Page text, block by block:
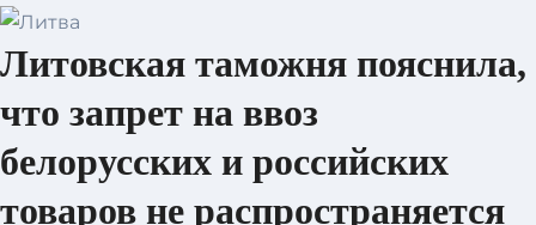
Литовская таможня пояснила,
что запрет на ввоз
белорусских и российских
товаров не распространяется